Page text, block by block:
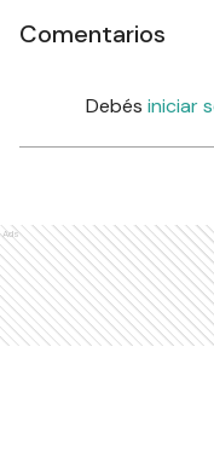
Comentarios
Debés iniciar
Ads